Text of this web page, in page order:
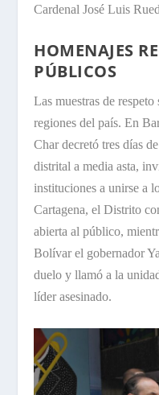
Cardenal José Luis
HOMENAJES
PÚBLICOS
Las muestras de
regiones del país. En
Char decretó tres días
distrital a media asta,
instituciones a unirse a
Cartagena, el Distrito
abierta al público,
Bolívar el gobernador
duelo y llamó a la
líder asesinado.